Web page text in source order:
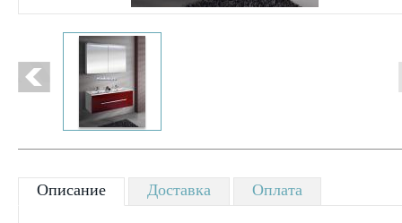
Описание Доставка Оплата